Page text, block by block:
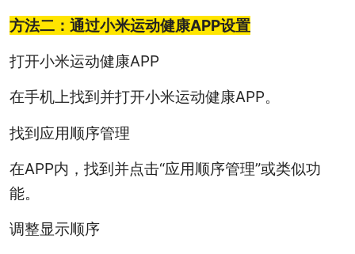
方法二：通过小米运动健康APP设置
打开小米运动健康APP
在手机上找到并打开小米运动健康APP。
找到应用顺序管理
在APP内，找到并点击“应用顺序管理”或类似功
能。
调整显示顺序